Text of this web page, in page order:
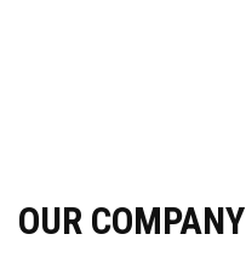
OUR COMPANY